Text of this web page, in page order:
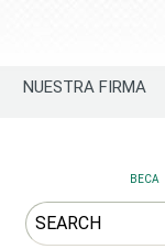
NUESTRA FIRMA
BECA